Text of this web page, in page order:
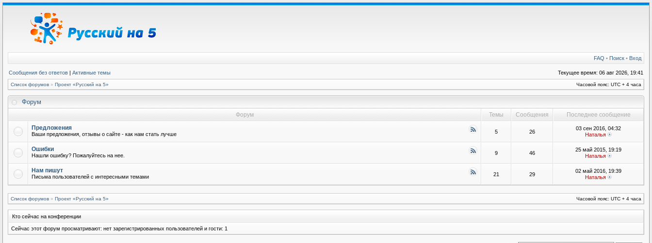
FAQ • Поиск • Вход
Сообщения без ответов | Активные темы Текущее время: 06 авг 2026, 19:41
Список форумов » Проект «Русский на 5» Часовой пояс: UTC + 4 часа
Форум
Форум Темы Сообщения
Последнее сообщение
Предложения
Ваши предложения, отзывы о сайте - как нам стать лучше 5 26
03 сен 2016, 04:32
Наталья
Ошибки
Нашли ошибку? Пожалуйтесь на нее. 9 46
25 май 2015, 19:19
Наталья
Нам пишут
Письма пользователей с интересными темами 21 29
02 май 2016, 19:39
Наталья
Список форумов » Проект «Русский на 5» Часовой пояс: UTC + 4 часа
Кто сейчас на конференции
Сейчас этот форум просматривают: нет зарегистрированных пользователей и гости: 1